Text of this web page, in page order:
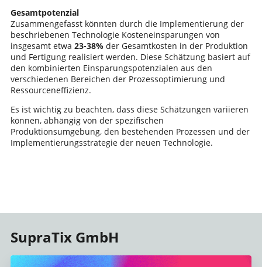
Gesamtpotenzial
Zusammengefasst könnten durch die Implementierung der
beschriebenen Technologie Kosteneinsparungen von
insgesamt etwa 23-38%der Gesamtkosten in der Produktion
und Fertigung realisiert werden. Diese Schätzung basiert auf
den kombinierten Einsparungspotenzialen aus den
verschiedenen Bereichen der Prozessoptimierung und
Ressourceneffizienz.
Es ist wichtig zu beachten, dass diese Schätzungen variieren
können, abhängig von der spezifischen
Produktionsumgebung, den bestehenden Prozessen und der
Implementierungsstrategie der neuen Technologie.
SupraTix GmbH